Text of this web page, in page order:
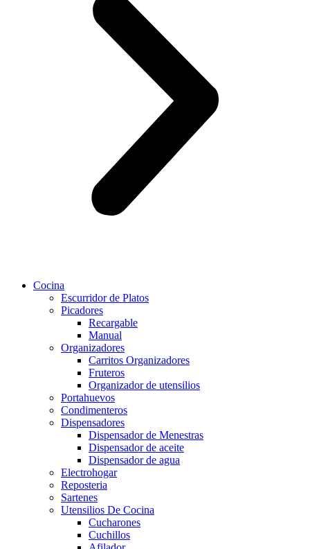
Cocina
Escurridor de Platos
Picadores
Recargable
Manual
Organizadores
Carritos Organizadores
Fruteros
Organizador de utensilios
Portahuevos
Condimenteros
Dispensadores
Dispensador de Menestras
Dispensador de aceite
Dispensador de agua
Electrohogar
Reposteria
Sartenes
Utensilios De Cocina
Cucharones
Cuchillos